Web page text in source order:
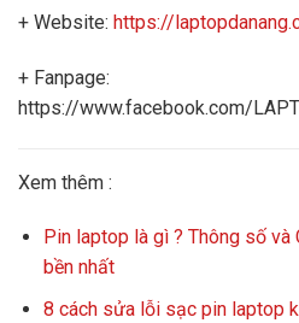
+ Website: https://
+ Fanpage:
https://www.facebook.com/
Xem thêm :
Pin laptop là gì ? Thông số
bền nhất
8 cách sửa lỗi sạc pin laptop